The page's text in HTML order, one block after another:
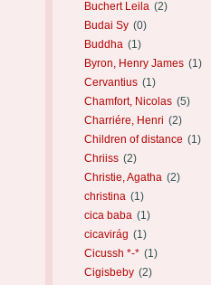
Buchert Leila (2)
Budai Sy (0)
Buddha (1)
Byron, Henry James (1)
Cervantius (1)
Chamfort, Nicolas (5)
Charriére, Henri (2)
Children of distance (1)
Chriiss (2)
Christie, Agatha (2)
christina (1)
cica baba (1)
cicavirág (1)
Cicussh *-* (1)
Cigisbeby (2)